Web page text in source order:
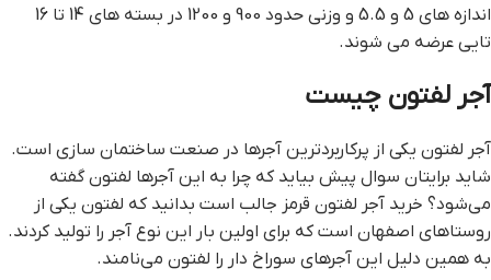
اندازه های 5 و 5.5 و وزنی حدود 900 و 1200 در بسته های 14 تا 16
تایی عرضه می شوند.
آجر لفتون چیست
آجر لفتون یکی از پرکاربردترین آجرها در صنعت ساختمان سازی است.
شاید برایتان سوال پیش بیاید که چرا به این آجرها لفتون گفته
می‌شود؟ خرید آجر لفتون قرمز جالب است بدانید که لفتون یکی از
روستاهای اصفهان است که برای اولین بار این نوع آجر را تولید کردند.
به همین دلیل این آجرهای سوراخ دار را لفتون می‌نامند.